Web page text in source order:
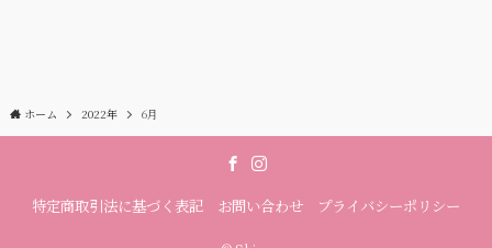
ホーム 2022年 6月
特定商取引法に基づく表記 お問い合わせ プライバシーポリシー